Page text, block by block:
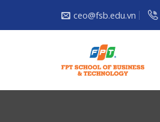
ceo@fsb.edu.vn